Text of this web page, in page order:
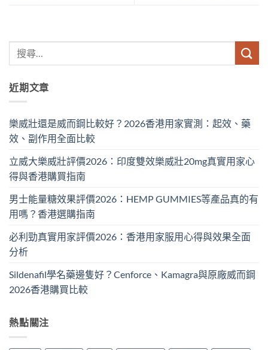
近期文章
樂威壯還是威而鋼比較好？2026香港用家實測：起效、藥
效、副作用全面比較
立威大樂威壯評價2026：印度雙效樂威壯20mg真實用家心
得與香港購買指南
男士能量糖效果評價2026：HEMP GUMMIES等產品真的有
用嗎？香港選購指南
必利勁真實用家評價2026：香港用家服用心得與效果全面
分析
Sildenafil學名藥邊隻好？Cenforce、Kamagra與原廠威而鋼
2026香港購買比較
熱點關注